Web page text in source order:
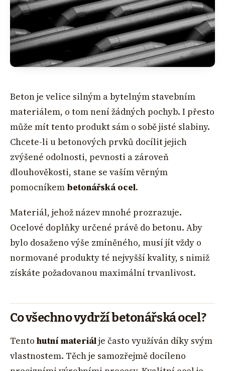
Beton je velice silným a bytelným stavebním
materiálem, o tom není žádných pochyb. I přesto
může mít tento produkt sám o sobě jisté slabiny.
Chcete-li u betonových prvků docílit jejich
zvýšené odolnosti, pevnosti a zároveň
dlouhověkosti, stane se vaším věrným
pomocníkem betonářská ocel.
Materiál, jehož název mnohé prozrazuje.
Ocelové doplňky určené právě do betonu. Aby
bylo dosaženo výše zmíněného, musí jít vždy o
normované produkty té nejvyšší kvality, s nimiž
získáte požadovanou maximální trvanlivost.
Co všechno vydrží betonářská ocel?
Tento hutní materiálje často využíván díky svým
vlastnostem. Těch je samozřejmě docíleno